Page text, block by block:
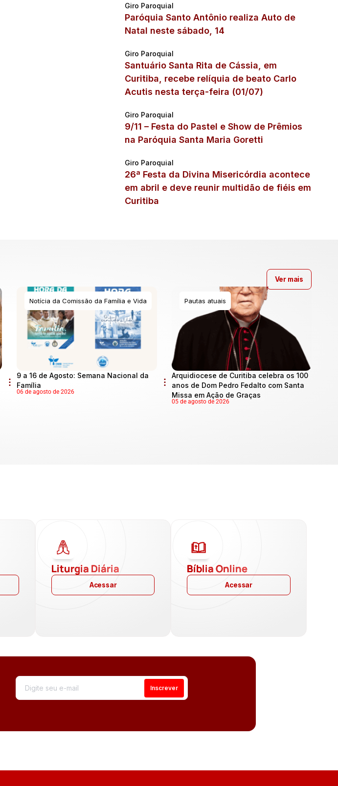
Giro Paroquial
Paróquia Santo Antônio realiza Auto de
Natal neste sábado, 14
Giro Paroquial
Santuário Santa Rita de Cássia, em
Curitiba, recebe relíquia de beato Carlo
Acutis nesta terça-feira (01/07)
Giro Paroquial
9/11 – Festa do Pastel e Show de Prêmios
na Paróquia Santa Maria Goretti
Giro Paroquial
26ª Festa da Divina Misericórdia acontece
em abril e deve reunir multidão de fiéis em
Curitiba
Notícia da Comissão da Família e Vida
9 a 16 de Agosto: Semana Nacional da
Família
06 de agosto de 2026
Pautas atuais
Arquidiocese de Curitiba celebra os 100
anos de Dom Pedro Fedalto com Santa
Missa em Ação de Graças
05 de agosto de 2026
Ver mais
Liturgia Diária
Acessar
Bíblia Online
Acessar